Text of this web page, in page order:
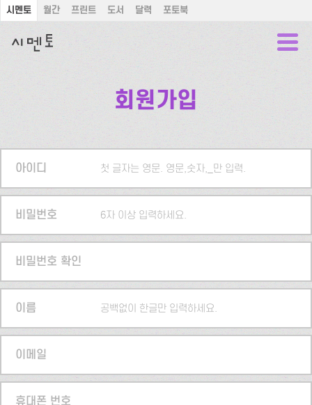
시멘토 월간 프린트 도서 달력 포토북
회원가입
아이디 첫 글자는 영문. 영문,숫자,_만 입력.
비밀번호 6자 이상 입력하세요.
비밀번호 확인
이름 공백없이 한글만 입력하세요.
이메일
휴대폰 번호